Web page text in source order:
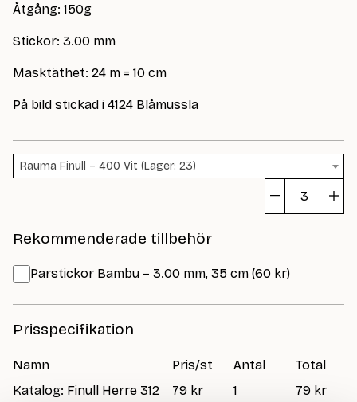
Åtgång: 150g
Stickor: 3.00 mm
Masktäthet: 24 m = 10 cm
På bild stickad i 4124 Blåmussla
Rauma Finull – 400 Vit (Lager: 23)
Rekommenderade tillbehör
Parstickor Bambu – 3.00 mm, 35 cm (60 kr)
Prisspecifikation
Namn Pris/st Antal
Total
Katalog: Finull Herre 312
79 kr 1 79 kr